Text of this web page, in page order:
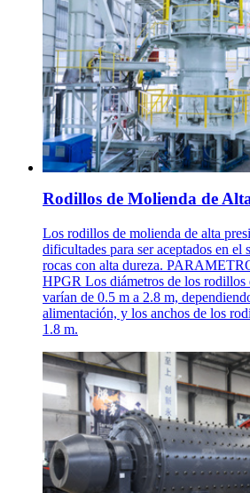
Rodillos de Molienda de
Los rodillos de molienda de alta
dificultades para ser aceptados en el
rocas con alta dureza.
HPGR Los diámetros de los
varían de 0.5 m a 2.8 m,
alimentación, y los anchos de los
1.8 m.